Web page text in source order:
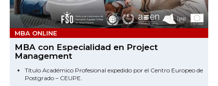
MBA ONLINE
MBA con Especialidad en Project
Management
Título Académico Profesional expedido por el Centro Europeo de
Postgrado – CEUPE.